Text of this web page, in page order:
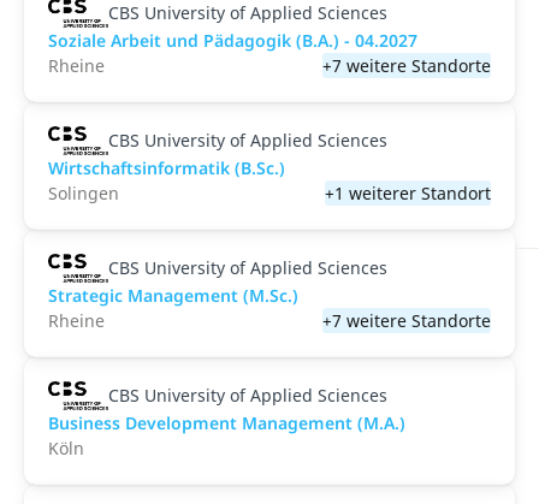
CBS University of Applied Sciences
Soziale Arbeit und Pädagogik (B.A.) - 04.2027
Rheine
+7 weitere Standorte
CBS University of Applied Sciences
Wirtschaftsinformatik (B.Sc.)
Solingen
+1 weiterer Standort
CBS University of Applied Sciences
Strategic Management (M.Sc.)
Rheine
+7 weitere Standorte
CBS University of Applied Sciences
Business Development Management (M.A.)
Köln